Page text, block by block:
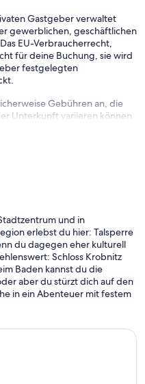
Gastgeber verwaltet
gewerblichen, geschäftlichen
EU-Verbraucherrecht,
für deine Buchung, sie wird
festgelegten
Gebühren an, die
Unterkunft variieren können.
und in
erlebst du hier: Talsperre
du dagegen eher kulturell
Schloss Krobnitz
Baden kannst du die
aber du stürzt dich auf den
in ein Abenteuer mit festem